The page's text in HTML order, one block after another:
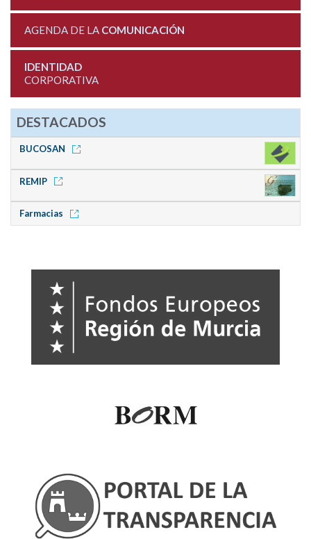
AGENDA DE LA COMUNICACIÓN
IDENTIDAD
CORPORATIVA
DESTACADOS
BUCOSAN
REMIP
Farmacias